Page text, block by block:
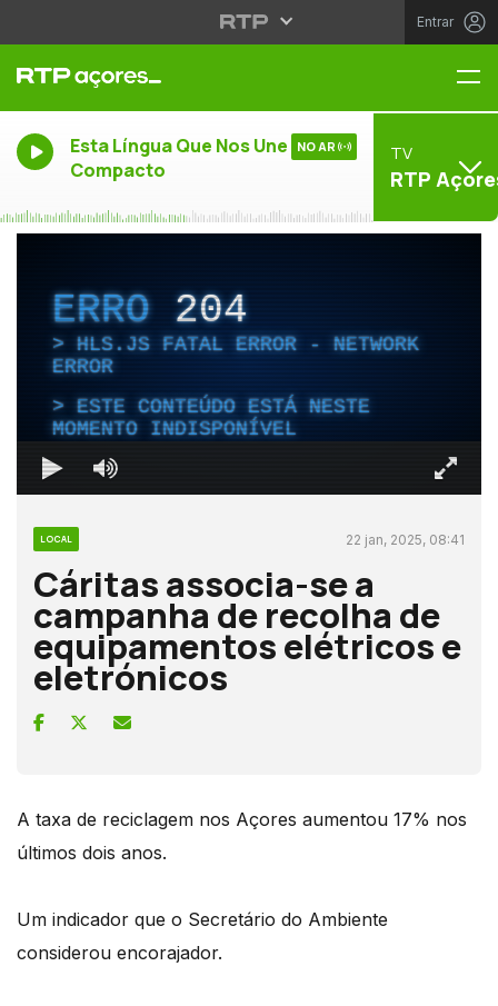
Entrar
Esta Língua Que Nos Une -
Compacto
NO AR TV
RTP
ERRO204
HLS.JS FATAL ERROR - NETWORK
ERROR
ESTE CONTEÚDO ESTÁ NESTE
MOMENTO INDISPONÍVEL
LOCAL 22 jan, 2025, 08:41
Cáritas associa-se a
campanha de recolha de
equipamentos elétricos e
eletrónicos
A taxa de reciclagem nos Açores aumentou 17% nos
últimos dois anos.
Um indicador que o Secretário do Ambiente
considerou encorajador.